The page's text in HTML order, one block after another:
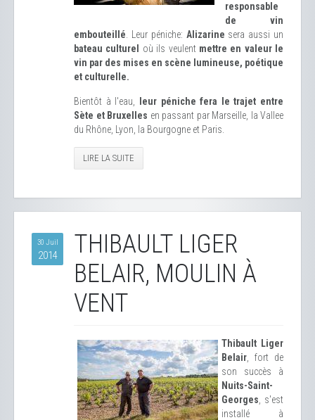
responsable
de vin
embouteillé . Leur péniche: Alizarine sera aussi un
bateau culturel
où ils veulent mettre en valeur le
vin par des mises en scène lumineuse, poétique
et culturelle.
Bientôt à l'eau,
leur péniche fera le trajet entre
Sète et Bruxelles en passant par Marseille, la Vallee
du Rhône, Lyon, la Bourgogne et Paris.
LIRE LA SUITE
30 Juil
2014
THIBAULT LIGER
BELAIR, MOULIN À
VENT
Thibault Liger
Belair , fort de
son succès à
Nuits-Saint-
Georges , s'est
installé à